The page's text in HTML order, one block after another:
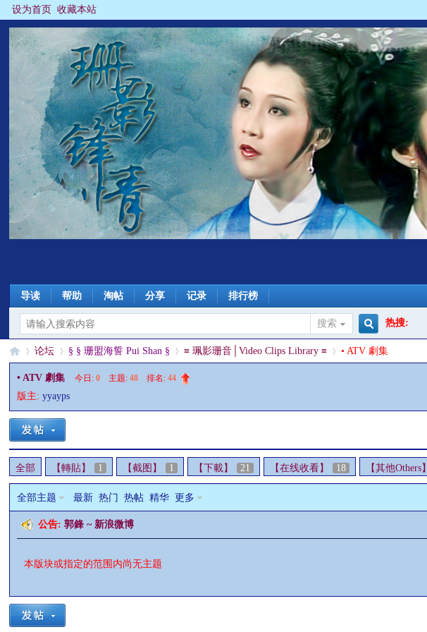
设为首页 收藏本站
导读 帮助 淘帖 分享 记录 排行榜
搜索
搜
热搜:
§ »
论坛
›
§ § 珊盟海誓 Pui Shan §
›
≡ 珮影珊音│Video Clips Library ≡
›
• ATV 劇集
• ATV 劇集 今日:0 主题:48 排名:44
版主:yyayps
全部 【轉貼】 1 【截图】 1 【下載】 21 【在线收看】 18 【其他Others】
全部主题 最新 热门 热帖 精华 更多
公告:郭鋒 ~ 新浪微博
本版块或指定的范围内尚无主题